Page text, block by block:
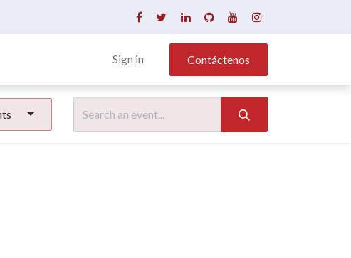
Sign in Contáctenos